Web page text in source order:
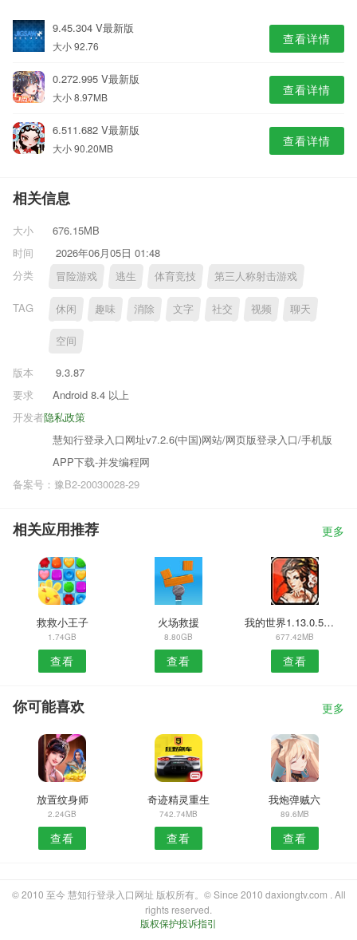
9.45.304 V最新版
大小 92.76 查看详情
0.272.995 V最新版
大小 8.97MB 查看详情
6.511.682 V最新版
大小 90.20MB 查看详情
相关信息
大小
676.15MB
时间
2026年06月05日 01:48
分类
冒险游戏 逃生 体育竞技 第三人称射击游戏
TAG 休闲 趣味 消除 文字 社交 视频 聊天
空间
版本
9.3.87
要求
Android 8.4 以上
隐私政策
开发者
慧知行登录入口网址v7.2.6(中国)网站/网页版登录入口/手机版
APP下载-并发编程网
备案号：豫B2-20030028-29
相关应用推荐 更多
救救小王子
1.74GB
查看
火场救援
8.80GB
查看
我的世界1.13.0.5版本
677.42MB
查看
你可能喜欢 更多
放置纹身师
2.24GB
查看
奇迹精灵重生
742.74MB
查看
我炮弹贼六
89.6MB
查看
© 2010 至今 慧知行登录入口网址 版权所有。© Since 2010 daxiongtv.com . All
rights reserved.
版权保护投诉指引